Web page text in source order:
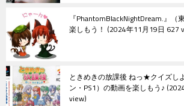
『PhantomBlackNightDream.』（
楽しもう！ 2024年11月19日 627
ときめきの放課後 ねっ★クイズし
ン・PS1）の動画を楽しもう♪
view